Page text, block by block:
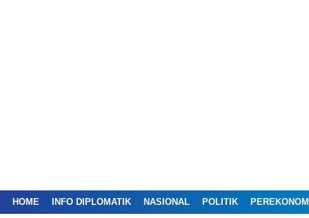
HOME INFO DIPLOMATIK NASIONAL POLITIK